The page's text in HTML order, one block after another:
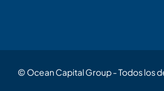
© Ocean Capital Group - Todos los